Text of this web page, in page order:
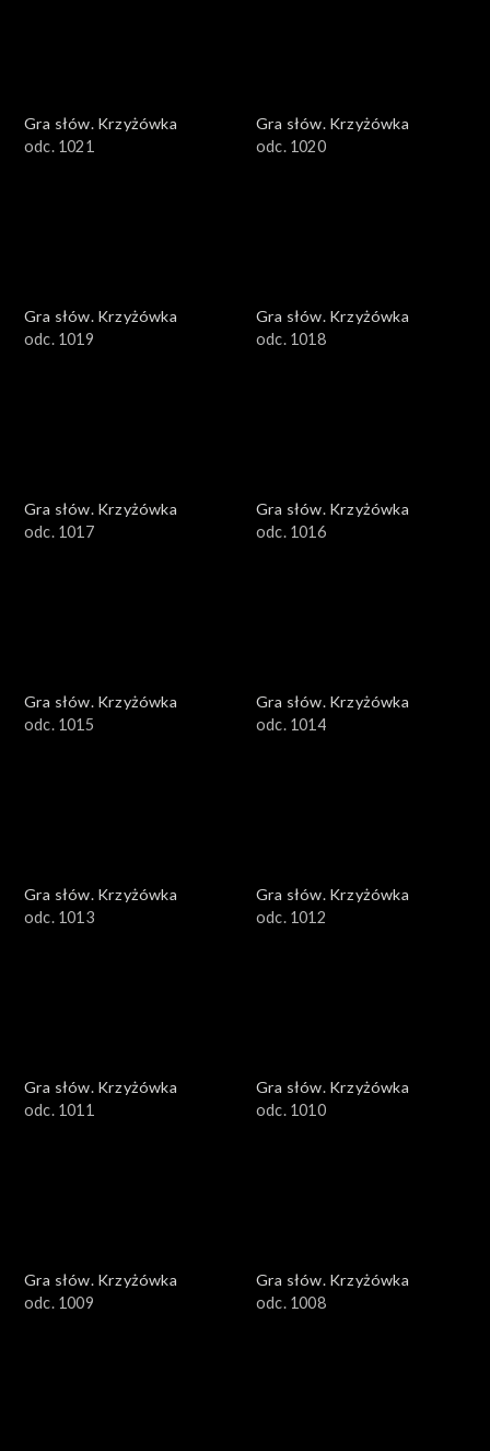
Gra słów. Krzyżówka
odc. 1021
Gra słów. Krzyżówka
odc. 1020
Gra słów. Krzyżówka
odc. 1019
Gra słów. Krzyżówka
odc. 1018
Gra słów. Krzyżówka
odc. 1017
Gra słów. Krzyżówka
odc. 1016
Gra słów. Krzyżówka
odc. 1015
Gra słów. Krzyżówka
odc. 1014
Gra słów. Krzyżówka
odc. 1013
Gra słów. Krzyżówka
odc. 1012
Gra słów. Krzyżówka
odc. 1011
Gra słów. Krzyżówka
odc. 1010
Gra słów. Krzyżówka
odc. 1009
Gra słów. Krzyżówka
odc. 1008